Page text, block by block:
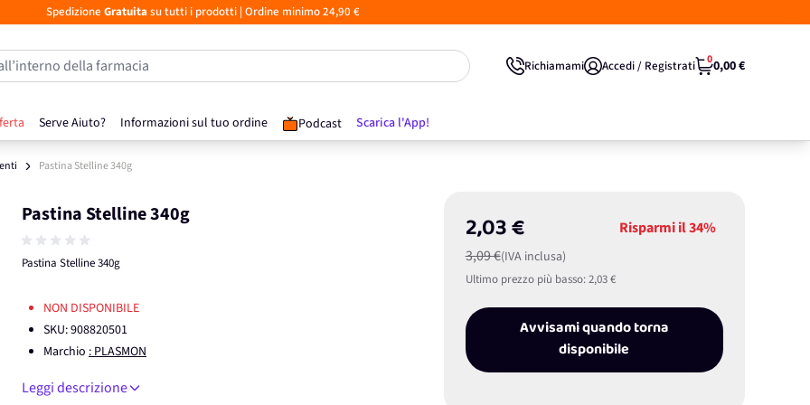
Spedizione Gratuita su tutti i prodotti| Ordine minimo 24,90 €
Serve Aiuto? Informazioni sul tuo ordine Podcast Scarica l'App!
della farmacia Richiamami Accedi / Registrati 00,00 €
Pastina Stelline 340g
Pastina Stelline 340g
Pastina Stelline 340g
2,03 €
3,09 €(IVA inclusa)
Risparmi il34%
Ultimo prezzo più basso:2,03 €
Avvisami quando torna
disponibile
NON DISPONIBILE
SKU:908820501
Marchio : PLASMON
Leggi descrizione